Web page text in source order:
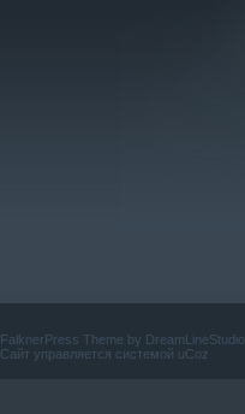
FalknerPress Theme by DreamLineStudio
Сайт управляется системой uCoz